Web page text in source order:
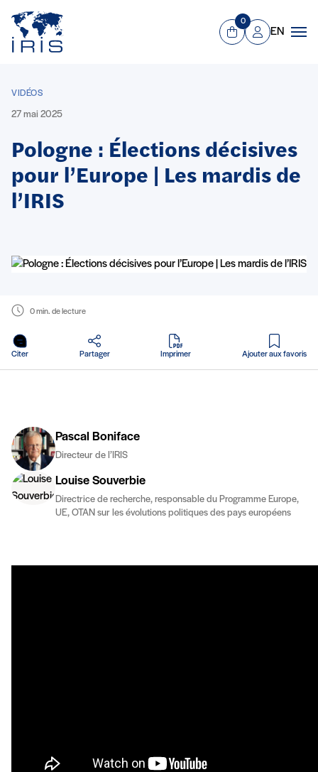
Aller au contenu principal
Panier
0
Mon compte
EN
VIDÉOS
27 mai 2025
Pologne : Élections décisives
pour l’Europe | Les mardis de
l’IRIS
0 min. de lecture
Citer Partager Imprimer
en PDF
Ajouter aux favoris
Pascal Boniface
Directeur de l’IRIS
Louise Souverbie
Directrice de recherche, responsable du Programme Europe,
UE, OTAN sur les évolutions politiques des pays européens